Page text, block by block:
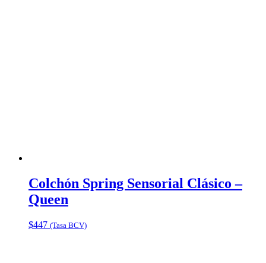
Colchón Spring Sensorial Clásico –
Queen
$447 (Tasa BCV)